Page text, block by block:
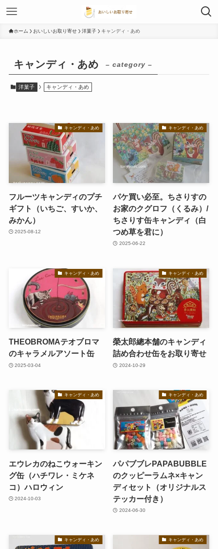
ホーム おいしいお取り寄せ 洋菓子 キャンディ・あめ
キャンディ・あめ – category –
洋菓子 キャンディ・あめ
キャンディ・あめ
フルーツキャンディのプチ
ギフト（いちご、すいか、
みかん）
2025-08-12
キャンディ・あめ
パケ買い必至。ちさりすの
お家のクグロフ（くるみ）/
ちさりす缶キャンディ（白
つめ草を君に）
2025-06-22
キャンディ・あめ
THEOBROMAテオブロマ
のキャラメルアソート缶
2025-03-04
キャンディ・あめ
榮太郎總本舗のキャンディ
詰め合わせ缶をお取り寄せ
2024-10-29
キャンディ・あめ
エウレカのねこウォーキン
グ缶（ハチワレ・ミケネ
コ）ハロウィン
2024-10-03
キャンディ・あめ
パパブブレPAPABUBBLE
のクッピーラムネ×キャン
ディセット（オリジナルス
テッカー付き）
2024-06-30
キャンディ・あめ キャンディ・あめ